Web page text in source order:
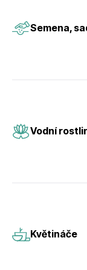
Semena,
Vodní
Květináče